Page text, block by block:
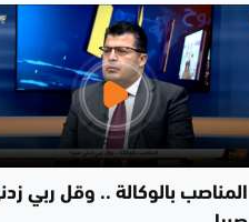
المناصب بالوكالة .. وقل ربي